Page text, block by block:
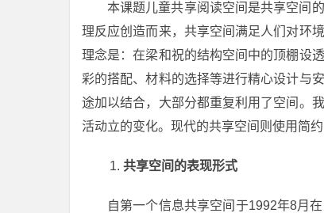
本课题儿童共享阅读空间是共享空间
理反应创造而来，共享空间满足人们对环
理念是：在梁和祝的结构空间中的顶棚设
彩的搭配、材料的选择等进行精心设计与
途加以结合，大部分都重复利用了空间。
活动立的变化。现代的共享空间则使用简
共享空间的表现形式
自第一个信息共享空间于1992年8月